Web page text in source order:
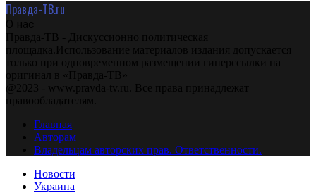
Правда-ТВ.ru
О нас
Правда-ТВ - Дискуссионно политическая
площадка.Использование материалов издания допускается
только при одновременном размещении гиперссылки на
оригинал в «Правда-ТВ»
@2023 - www.pravda-tv.ru. Все права принадлежат
правообладателям.
Главная
Авторам
Владельцам авторских прав. Ответственности.
Новости
Украина